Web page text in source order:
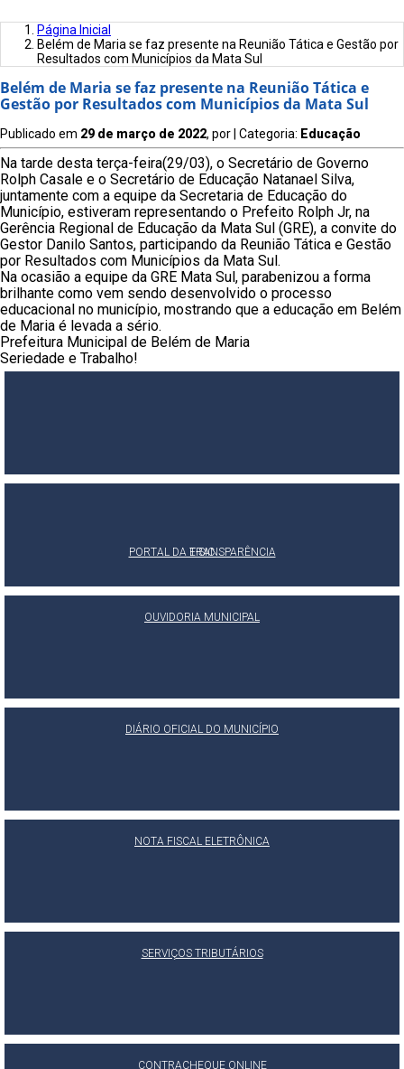
Página Inicial
Belém de Maria se faz presente na Reunião Tática e Gestão por
Resultados com Municípios da Mata Sul
Belém de Maria se faz presente na Reunião Tática e
Gestão por Resultados com Municípios da Mata Sul
Publicado em 29 de março de 2022, por | Categoria: Educação
Na tarde desta terça-feira(29/03), o Secretário de Governo
Rolph Casale e o Secretário de Educação Natanael Silva,
juntamente com a equipe da Secretaria de Educação do
Município, estiveram representando o Prefeito Rolph Jr, na
Gerência Regional de Educação da Mata Sul (GRE), a convite do
Gestor Danilo Santos, participando da Reunião Tática e Gestão
por Resultados com Municípios da Mata Sul.
Na ocasião a equipe da GRE Mata Sul, parabenizou a forma
brilhante como vem sendo desenvolvido o processo
educacional no município, mostrando que a educação em Belém
de Maria é levada a sério.
Prefeitura Municipal de Belém de Maria
Seriedade e Trabalho!
PORTAL DA TRANSPARÊNCIA
E-SIC
OUVIDORIA MUNICIPAL
DIÁRIO OFICIAL DO MUNICÍPIO
NOTA FISCAL ELETRÔNICA
SERVIÇOS TRIBUTÁRIOS
CONTRACHEQUE ONLINE